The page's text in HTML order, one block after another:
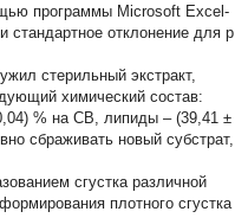
программы Microsoft Excel-
стандартное отклонение для р
стерильный экстракт,
химический состав:
% на СВ, липиды – (39,41 ±
сбраживать новый субстрат,
сгустка различной
плотного сгустка